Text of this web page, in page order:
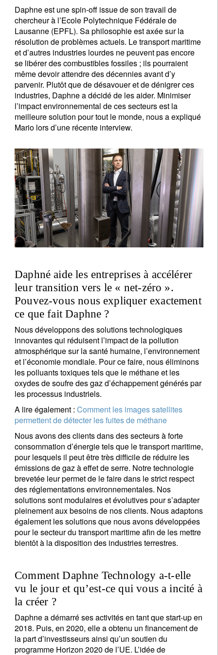
Daphne est une spin-off issue de son travail de
chercheur à l’Ecole Polytechnique Fédérale de
Lausanne (EPFL). Sa philosophie est axée sur la
résolution de problèmes actuels. Le transport maritime
et d’autres industries lourdes ne peuvent pas encore
se libérer des combustibles fossiles ; ils pourraient
même devoir attendre des décennies avant d’y
parvenir. Plutôt que de désavouer et de dénigrer ces
industries, Daphne a décidé de les aider. Minimiser
l’impact environnemental de ces secteurs est la
meilleure solution pour tout le monde, nous a expliqué
Mario lors d’une récente interview.
Daphné aide les entreprises à accélérer
leur transition vers le « net-zéro ».
Pouvez-vous nous expliquer exactement
ce que fait Daphne ?
Nous développons des solutions technologiques
innovantes qui réduisent l’impact de la pollution
atmosphérique sur la santé humaine, l’environnement
et l’économie mondiale. Pour ce faire, nous éliminons
les polluants toxiques tels que le méthane et les
oxydes de soufre des gaz d’échappement générés par
les processus industriels.
A lire également : Comment les images satellites
permettent de détecter les fuites de méthane
Nous avons des clients dans des secteurs à forte
consommation d’énergie tels que le transport maritime,
pour lesquels il peut être très difficile de réduire les
émissions de gaz à effet de serre. Notre technologie
brevetée leur permet de le faire dans le strict respect
des réglementations environnementales. Nos
solutions sont modulaires et évolutives pour s’adapter
pleinement aux besoins de nos clients. Nous adaptons
également les solutions que nous avons développées
pour le secteur du transport maritime afin de les mettre
bientôt à la disposition des industries terrestres.
Comment Daphne Technology a-t-elle
vu le jour et qu’est-ce qui vous a incité à
la créer ?
Daphne a démarré ses activités en tant que start-up en
2018. Puis, en 2020, elle a obtenu un financement de
la part d’investisseurs ainsi qu’un soutien du
programme Horizon 2020 de l’UE. L’idée de